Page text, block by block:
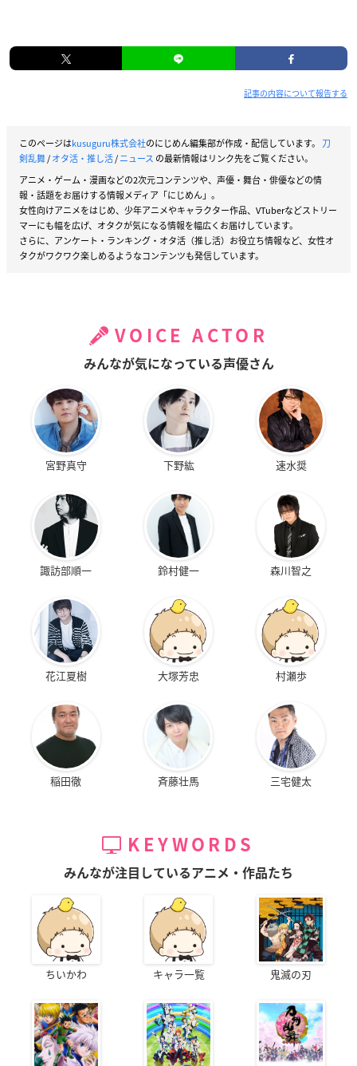
記事の内容について報告する
このページはkusuguru株式会社のにじめん編集部が作成・配信しています。 刀
剣乱舞/オタ活・推し活/ニュース の最新情報はリンク先をご覧ください。
アニメ・ゲーム・漫画などの2次元コンテンツや、声優・舞台・俳優などの情
報・話題をお届けする情報メディア「にじめん」。
女性向けアニメをはじめ、少年アニメやキャラクター作品、VTuberなどストリー
マーにも幅を広げ、オタクが気になる情報を幅広くお届けしています。
さらに、アンケート・ランキング・オタ活（推し活）お役立ち情報など、女性オ
タクがワクワク楽しめるようなコンテンツも発信しています。
VOICE ACTOR
みんなが気になっている声優さん
宮野真守 下野紘 速水奨
諏訪部順一 鈴村健一 森川智之
花江夏樹 大塚芳忠 村瀬歩
稲田徹 斉藤壮馬 三宅健太
KEYWORDS
みんなが注目しているアニメ・作品たち
ちいかわ キャラ一覧 鬼滅の刃